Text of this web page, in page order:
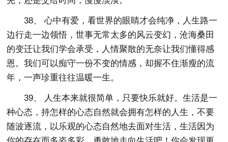
38、 心中有爱，看世界的眼睛才会纯净，人生路一
边行走一边领悟，世事无常太多的风云变幻，沧海桑田
的变迁让我们学会承受，人情聚散的无奈让我们懂得感
恩。我们可以痴守一份不变的情感，却握不住渐瘦的流
年，一声珍重往往温暖一生。
39、 人生本来就很简单，只要快乐就好。生活是一
种心态，持怎样的心态自然就会拥有怎样的人生，不要
随波逐流，以乐观的心态自然地去面对生活，生活因为